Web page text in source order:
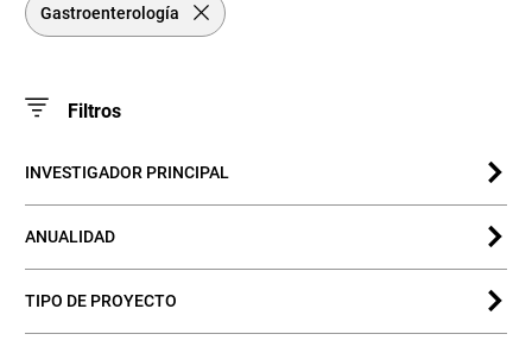
Gastroenterología
Filtros
INVESTIGADOR PRINCIPAL
ANUALIDAD
TIPO DE PROYECTO